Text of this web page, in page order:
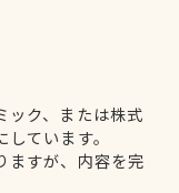
ック、または株式
ています。
ますが、内容を完